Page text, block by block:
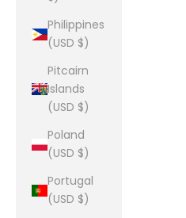
Philippines
(USD $)
Pitcairn
Islands
(USD $)
Poland
(USD $)
Portugal
(USD $)